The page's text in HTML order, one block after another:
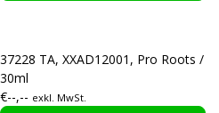
37228 TA, XXAD12001, Pro Roots /
30ml
€--,-- exkl. MwSt.